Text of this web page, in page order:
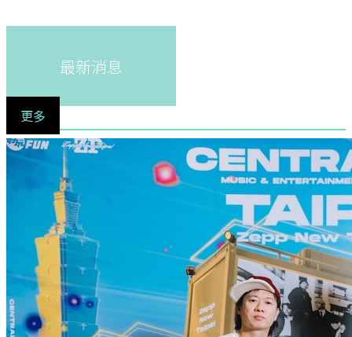
最新消息
更多